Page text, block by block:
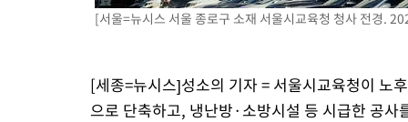
[서울=뉴시스 서울 종로구 소재 서울시교육청 청사 전경.
[세종=뉴시스]성소의 기자 = 서울시교육청이 노
으로 단축하고, 냉난방·소방시설 등 시급한 공